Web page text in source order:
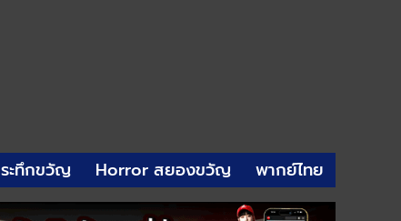
ะทึกขวัญ Horror สยองขวัญ พากย์ไทย